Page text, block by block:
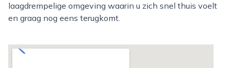
laagdrempelige omgeving waarin u zich snel thuis voelt
en graag nog eens terugkomt.